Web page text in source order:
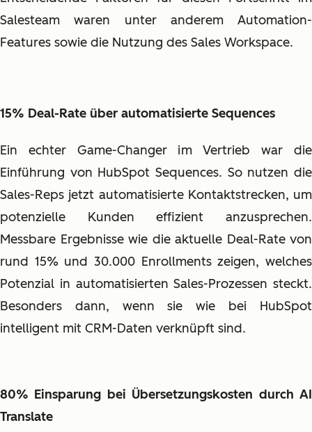
Salesteam waren unter anderem Automation-
Features sowie die Nutzung des Sales Workspace.
15% Deal-Rate über automatisierte Sequences
Ein echter Game-Changer im Vertrieb war die
Einführung von HubSpot Sequences. So nutzen die
Sales-Reps jetzt automatisierte Kontaktstrecken, um
potenzielle Kunden effizient anzusprechen.
Messbare Ergebnisse wie die aktuelle Deal-Rate von
rund 15% und 30.000 Enrollments zeigen, welches
Potenzial in automatisierten Sales-Prozessen steckt.
Besonders dann, wenn sie wie bei HubSpot
intelligent mit CRM-Daten verknüpft sind.
80% Einsparung bei Übersetzungskosten durch AI
Translate